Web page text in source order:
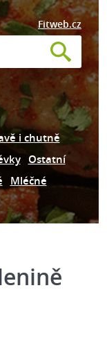
Fitweb.cz
i chutně
Ostatní
Mléčné